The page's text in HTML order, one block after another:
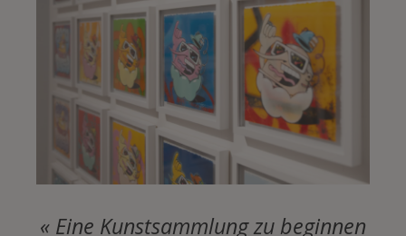
« Eine Kunstsammlung zu beginnen